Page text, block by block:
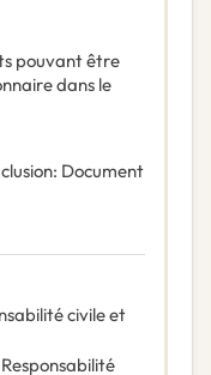
pouvant être
dans le
: Document
civile et